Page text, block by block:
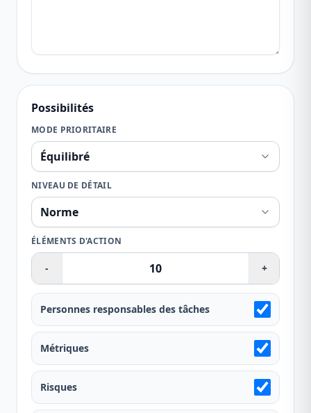
Possibilités
MODE PRIORITAIRE
NIVEAU DE DÉTAIL
ÉLÉMENTS D'ACTION
- +
Personnes responsables des tâches
Métriques
Risques